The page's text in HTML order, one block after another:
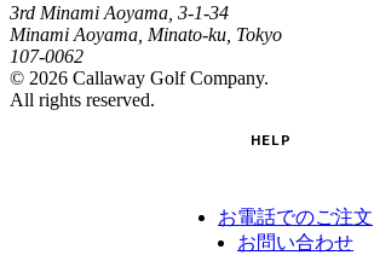
3rd Minami Aoyama, 3-1-34
Minami Aoyama, Minato-ku, Tokyo
107-0062
© 2026 Callaway Golf Company.
All rights reserved.
HELP
お電話でのご注文
お問い合わせ